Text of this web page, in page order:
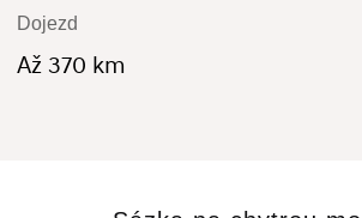
Dojezd
Až 370 km